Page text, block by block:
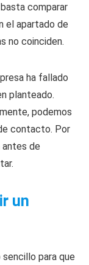
comparar
el apartado de
no coinciden.
ha fallado
planteado.
podemos
contacto. Por
de
un
para que